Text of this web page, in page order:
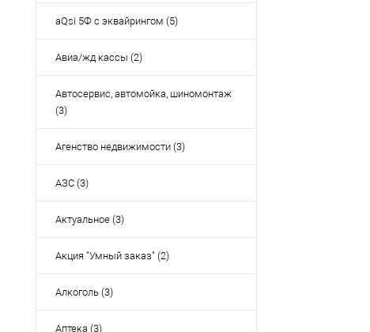
aQsi 5Ф с эквайрингом (5)
Авиа/жд кассы (2)
Автосервис, автомойка, шиномонтаж
(3)
Агенство недвижимости (3)
АЗС (3)
Актуальное (3)
Акция "Умный заказ" (2)
Алкоголь (3)
Аптека (3)